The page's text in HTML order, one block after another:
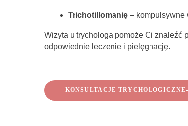
Trichotillomanię – kompulsywne
Wizyta u trychologa pomoże Ci znaleźć
odpowiednie leczenie i pielęgnację.
KONSULTACJE TRYCHOLOGICZNE